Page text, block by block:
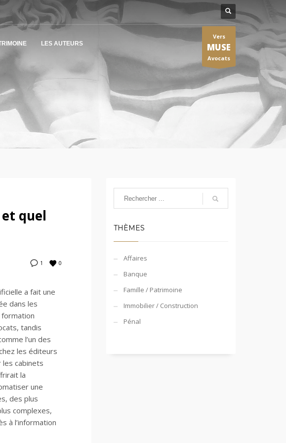
LES AUTEURS
Vers
MUSE
Avocats
quel
1 0
a fait une
dans les
tandis
l’un des
les éditeurs
cabinets
la
une
des plus
complexes,
à l’information
THÈMES
Affaires
Banque
Famille / Patrimoine
Immobilier / Construction
Pénal